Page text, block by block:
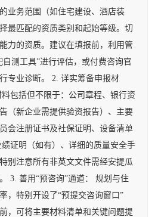
业务范围（如住宅建设、酒店装
最匹配的资质类别和起始等级。切
力的资质。建议在填报前，利用管
测工具”进行评估，或付费咨询官
专业诊断。 2. 详实筹备申报材
包括但不限于：公司章程、银行资
（新企业需提供验资报告）、主要
会注册证书及社保证明、设备清单
证明（如有）、详细的质量安全手
别注意所有非英文文件需经安提瓜
3. 善用“预咨询”通道： 规划与住
，特别开设了“预提交咨询窗口”
，可将主要材料清单和关键问题提